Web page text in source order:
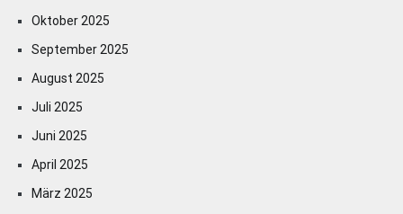
Oktober 2025
September 2025
August 2025
Juli 2025
Juni 2025
April 2025
März 2025